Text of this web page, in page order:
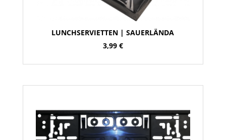
LUNCHSERVIETTEN | SAUERLÄNDA
3,99 €